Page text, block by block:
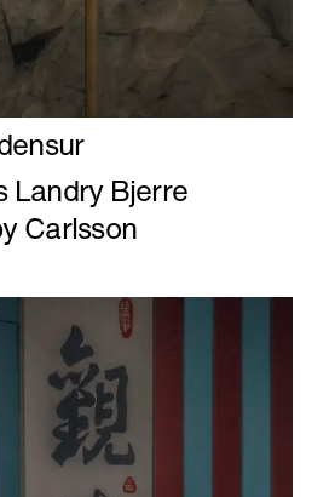
Landry Bjerre
Carlsson